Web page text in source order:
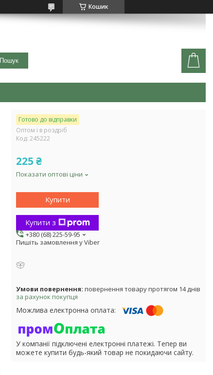
Кошик
Пошук
Готово до відправки
Оптом і в роздріб
Код: 245222
225 ₴
Показати оптові ціни
Купити
Купити з
+380 (68) 225-59-95
Пишіть замовлення у Viber
повернення товару протягом 14 днів
за рахунок покупця
У компанії підключені електронні платежі. Тепер ви
можете купити будь-який товар не покидаючи сайту.